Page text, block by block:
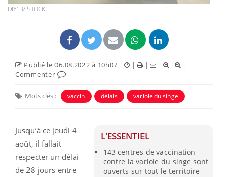
DIY13/ISTOCK
Publié le 06.08.2022 à 10h07 | | | |
|
Commenter
Mots clés : vaccin délais variole du singe
L'ESSENTIEL
143 centres de vaccination
contre la variole du singe sont
ouverts sur tout le territoire
Jusqu’à ce jeudi 4
août, il fallait
respecter un délai
de 28 jours entre